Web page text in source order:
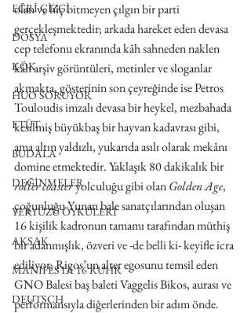
EĞRİ ÇİZGİ
DOSYA
KÖK
HUO SORUYOR
ETÜT
BUDALA
DEĞİNMELER
YERYÜZÜ ÖYKÜLERİ
AKSAK
MANIFESTA 16 RUHR
DEUTSCH
olan ve hiç bitmeyen çılgın bir parti
gerçekleşmektedir; arkada hareket eden devasa
cep telefonu ekranında kâh sahneden naklen
kâh arşiv görüntüleri, metinler ve sloganlar
akmakta, gösterinin son çeyreğinde ise Petros
Touloudis imzalı devasa bir heykel, mezbahada
kesilmiş büyükbaş bir hayvan kadavrası gibi,
ama altın yaldızlı, yukarıda asılı olarak mekânı
domine etmektedir. Yaklaşık 80 dakikalık bir
roller coaster yolculuğu gibi olan Golden Age,
çoğunluğu Yunan bale sanatçılarından oluşan
16 kişilik kadronun tamamı tarafından müthiş
bir adanmışlık, özveri ve -de belli ki- keyifle icra
ediliyor; Rigos’un alter egosunu temsil eden
GNO Balesi baş baleti Vaggelis Bikos, aurası ve
performansıyla diğerlerinden bir adım önde.